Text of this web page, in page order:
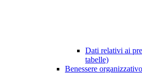
Dati relativi ai
tabelle)
Benessere organizzativo